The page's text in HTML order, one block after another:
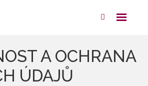
A OCHRANA
ÚDAJŮ